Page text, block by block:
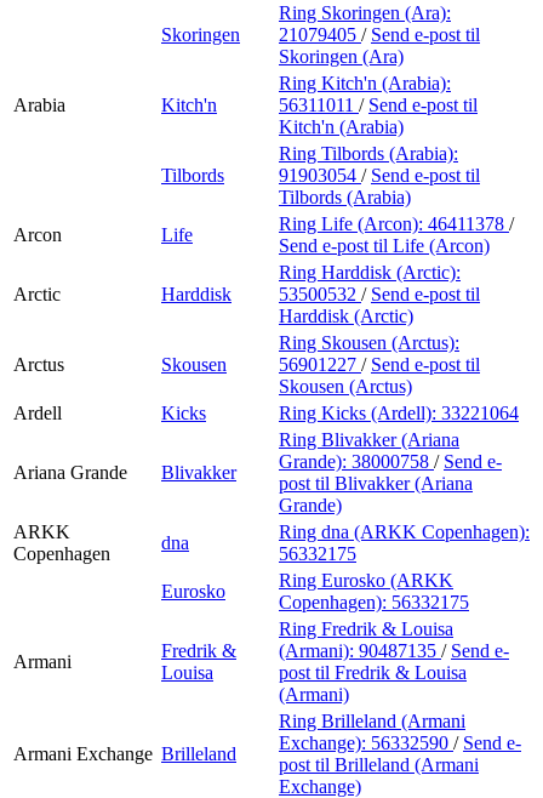
Skoringen
Ring Skoringen (Ara):
21079405 / Send e-post til
Skoringen (Ara)
Arabia Kitch'n
Ring Kitch'n (Arabia):
56311011 / Send e-post til
Kitch'n (Arabia)
Tilbords
Ring Tilbords (Arabia):
91903054 / Send e-post til
Tilbords (Arabia)
Arcon
Life
Ring Life (Arcon): 46411378 /
Send e-post til Life (Arcon)
Arctic Harddisk
Ring Harddisk (Arctic):
53500532 / Send e-post til
Harddisk (Arctic)
Arctus Skousen
Ring Skousen (Arctus):
56901227 / Send e-post til
Skousen (Arctus)
Ardell
Kicks Ring Kicks (Ardell): 33221064
Ariana Grande Blivakker
Ring Blivakker (Ariana
Grande): 38000758 / Send e-
post til Blivakker (Ariana
Grande)
ARKK
Copenhagen
dna
Ring dna (ARKK Copenhagen):
56332175
Eurosko
Ring Eurosko (ARKK
Copenhagen): 56332175
Armani
Fredrik &
Louisa
Ring Fredrik & Louisa
(Armani): 90487135 / Send e-
post til Fredrik & Louisa
(Armani)
Armani Exchange Brilleland
Ring Brilleland (Armani
Exchange): 56332590 / Send e-
post til Brilleland (Armani
Exchange)